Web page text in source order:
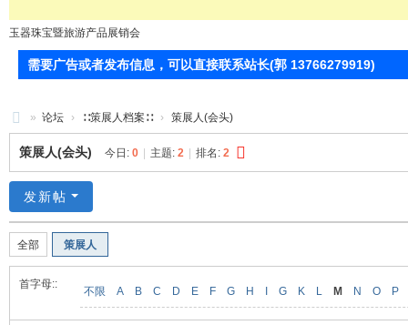
玉器珠宝暨旅游产品展销会
需要广告或者发布信息，可以直接联系站长(郭 13766279919)
71
0
装
美
食
» 论坛 › ∷策展人档案∷ › 策展人(会头)
策展人(会头) 今日: 0 | 主题: 2 | 排名: 2
发新帖
全部 策展人
首字母::
不限 A B C D E F G H I G K L M N O P